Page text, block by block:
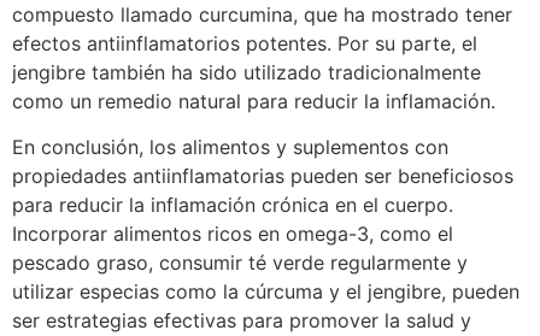
compuesto llamado curcumina, que ha mostrado tener
efectos antiinflamatorios potentes. Por su parte, el
jengibre también ha sido utilizado tradicionalmente
como un remedio natural para reducir la inflamación.
En conclusión, los alimentos y suplementos con
propiedades antiinflamatorias pueden ser beneficiosos
para reducir la inflamación crónica en el cuerpo.
Incorporar alimentos ricos en omega-3, como el
pescado graso, consumir té verde regularmente y
utilizar especias como la cúrcuma y el jengibre, pueden
ser estrategias efectivas para promover la salud y